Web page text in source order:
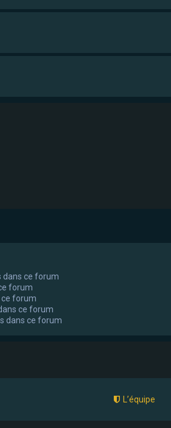
dans ce forum
forum
forum
ce forum
dans ce forum
L’équipe